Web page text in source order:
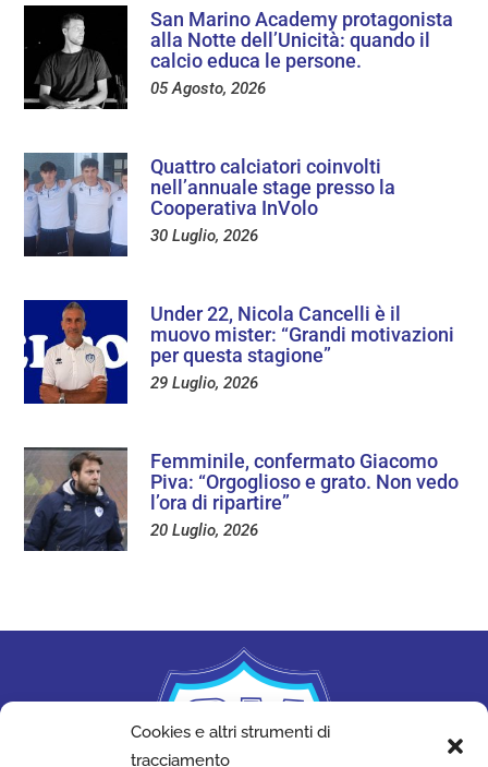
Cookies e altri strumenti di
tracciamento
San Marino Academy protagonista
alla Notte dell’Unicità: quando il
calcio educa le persone.
05 Agosto, 2026
Quattro calciatori coinvolti
nell’annuale stage presso la
Cooperativa InVolo
30 Luglio, 2026
Under 22, Nicola Cancelli è il
muovo mister: “Grandi motivazioni
per questa stagione”
29 Luglio, 2026
Femminile, confermato Giacomo
Piva: “Orgoglioso e grato. Non vedo
l’ora di ripartire”
20 Luglio, 2026